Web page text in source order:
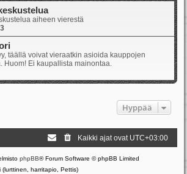
aiheen vierestä
täällä voivat vieraatkin asioida kauppojen
Huom! Ei kaupallista mainontaa.
Hyppää
Kaikki ajat ovat UTC+03:00
phpBB® Forum Software © phpBB Limited
harritapio, Pettis)